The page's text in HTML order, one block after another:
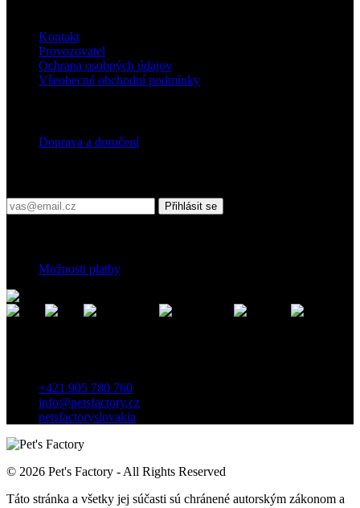
Kontakt
Provozovatel
Ochrana osobných údajov
Všeobecné obchodní podmínky
Doprava a doručení
Přihlásit se
Možnosti platby
+421 905 780 760
info@petsfactory.cz
petsfactoryslovakia
© 2026 Pet's Factory - All Rights Reserved
Táto stránka a všetky jej súčasti sú chránené autorským zákonom a